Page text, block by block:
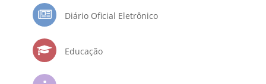
Diário Oficial Eletrônico
Educação